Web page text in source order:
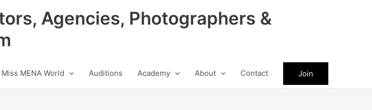
Agencies, Photographers &
Miss MENA World Auditions Academy About Contact Join